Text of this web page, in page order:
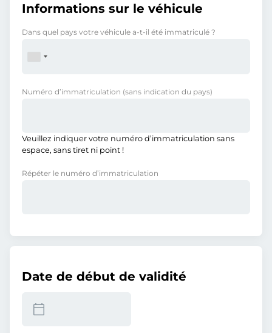
Informations sur le véhicule
Dans quel pays votre véhicule a-t-il été immatriculé ?
Numéro d’immatriculation (sans indication du pays)
Veuillez indiquer votre numéro d’immatriculation sans
espace, sans tiret ni point !
Répéter le numéro d’immatriculation
Date de début de validité